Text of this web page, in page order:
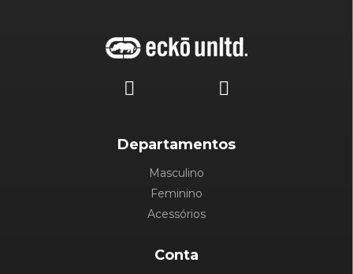
Departamentos
Masculino
Feminino
Acessórios
Conta